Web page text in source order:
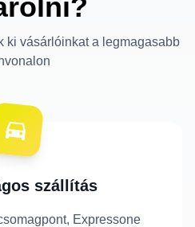
ki vásárlóinkat a legmagasabb
szállítás
Expressone